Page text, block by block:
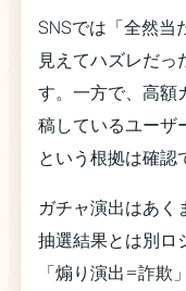
SNSでは「全然当
見えてハズレだっ
す。一方で、高額
稿しているユーザ
という根拠は確認
ガチャ演出はあく
抽選結果とは別ロ
「煽り演出=詐欺